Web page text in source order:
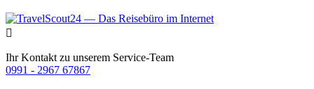
Ihr Kontakt zu unserem Service-Team
0991 - 2967 67867